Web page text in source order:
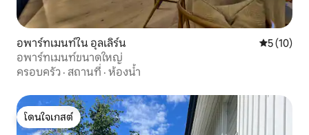
อพาร์ทเมนท์ใน อุลเลิร์น คะแนนเฉลี่
5 (10)
อพาร์ทเมนท์ขนาดใหญ่
ครอบครัว · สถานที่ · ห้องน้ำ
โดนใจเกสต์
โดนใจเกสต์